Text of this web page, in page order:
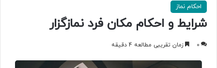
احکام نماز
شرایط و احکام مکان فرد نمازگزار
0 زمان تقریبی مطالعه 4 دقیقه